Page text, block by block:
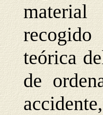
recogido
teórica
de